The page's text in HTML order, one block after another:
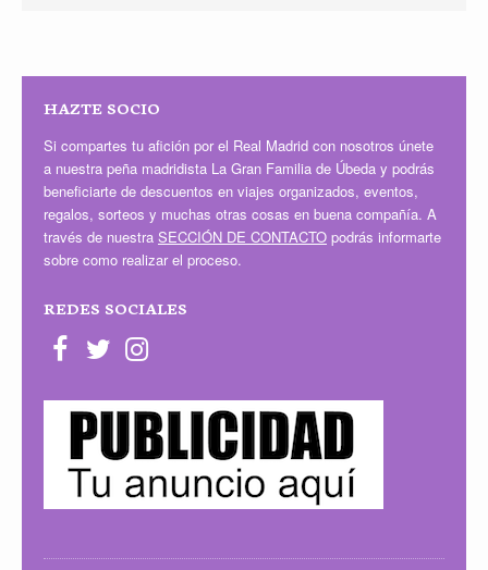
HAZTE SOCIO
Si compartes tu afición por el Real Madrid con nosotros únete
a nuestra peña madridista La Gran Familia de Úbeda y podrás
beneficiarte de descuentos en viajes organizados, eventos,
regalos, sorteos y muchas otras cosas en buena compañía. A
través de nuestra SECCIÓN DE CONTACTO podrás informarte
sobre como realizar el proceso.
REDES SOCIALES